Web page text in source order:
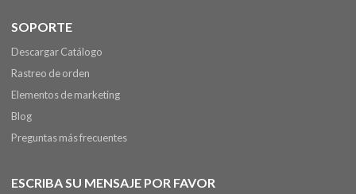
SOPORTE
Descargar Catálogo
Rastreo de orden
Elementos de marketing
Blog
Preguntas más frecuentes
ESCRIBA SU MENSAJE POR FAVOR